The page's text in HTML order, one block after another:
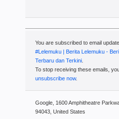
You are subscribed to email
#Lelemuku | Berita Lelemuku -
Terbaru dan Terkini
To stop receiving these emails,
unsubscribe now.
Google, 1600 Amphitheatre
94043, United States